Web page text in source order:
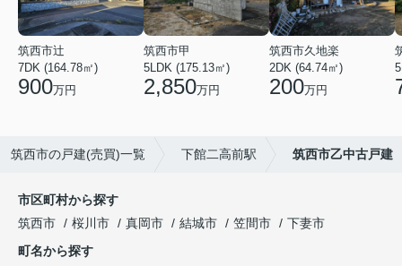
筑西市辻
7DK (164.78㎡)
900万円
筑西市甲
5LDK (175.13㎡)
2,850万円
筑西市久地楽
2DK (64.74㎡)
200万円
筑西市の戸建(売買)一覧 下館二高前駅 筑西市乙中古戸建
市区町村から探す
筑西市
桜川市 真岡市 結城市 笠間市
下妻市
町名から探す